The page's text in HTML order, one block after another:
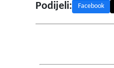
Podijeli: Facebook